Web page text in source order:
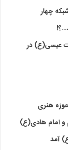
چهار
عیسی(ع) در
هنری
و امام هادی(ع)
آمد